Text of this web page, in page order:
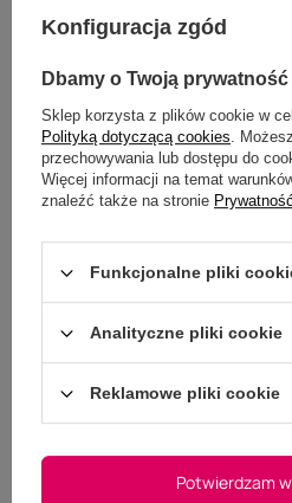
Nie należy stosować u ciężarnych
przed i po szczepieniach
Podmiot odpowiedzialny za
Konfiguracja zgód
Dbamy o Twoją prywatność
Sklep korzysta z plików cookie w
Polityką dotyczącą cookies.
przechowywania lub dostępu do
Więcej informacji na temat
znaleźć także na stronie
Funkcjonalne pliki
Analityczne pliki cookie
Reklamowe pliki cookie
Potwierdzam